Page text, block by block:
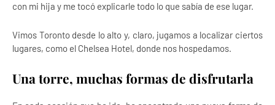
con mi hija y me tocó explicarle todo lo que sabía de ese lugar.
Vimos Toronto desde lo alto y, claro, jugamos a localizar ciertos
lugares, como el Chelsea Hotel, donde nos hospedamos.
Una torre, muchas formas de disfrutarla